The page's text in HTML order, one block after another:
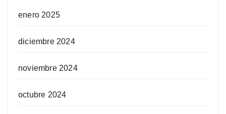
enero 2025
diciembre 2024
noviembre 2024
octubre 2024